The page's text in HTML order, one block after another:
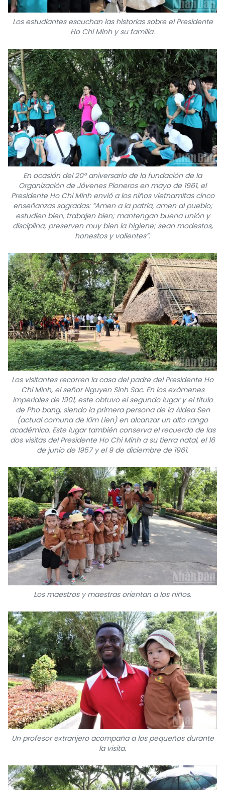
Los estudiantes escuchan las historias sobre el Presidente
Ho Chi Minh y su familia.
En ocasión del 20º aniversario de la fundación de la
Organización de Jóvenes Pioneros en mayo de 1961, el
Presidente Ho Chi Minh envió a los niños vietnamitas cinco
enseñanzas sagradas: “Amen a la patria, amen al pueblo;
estudien bien, trabajen bien; mantengan buena unión y
disciplina; preserven muy bien la higiene; sean modestos,
honestos y valientes”.
Los visitantes recorren la casa del padre del Presidente Ho
Chi Minh, el señor Nguyen Sinh Sac. En los exámenes
imperiales de 1901, este obtuvo el segundo lugar y el título
de Pho bang, siendo la primera persona de la Aldea Sen
(actual comuna de Kim Lien) en alcanzar un alto rango
académico. Este lugar también conserva el recuerdo de las
dos visitas del Presidente Ho Chi Minh a su tierra natal, el 16
de junio de 1957 y el 9 de diciembre de 1961.
Los maestros y maestras orientan a los niños.
Un profesor extranjero acompaña a los pequeños durante
la visita.